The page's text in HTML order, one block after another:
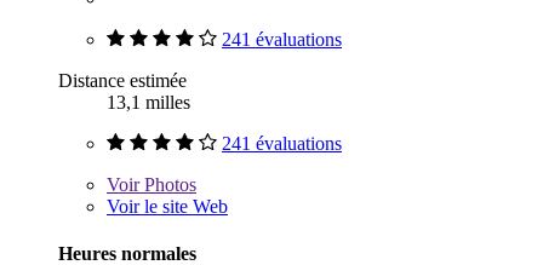
241 évaluations
Distance estimée
13,1 milles
241 évaluations
VoirPhotos
Voir le site Web
Heures normales